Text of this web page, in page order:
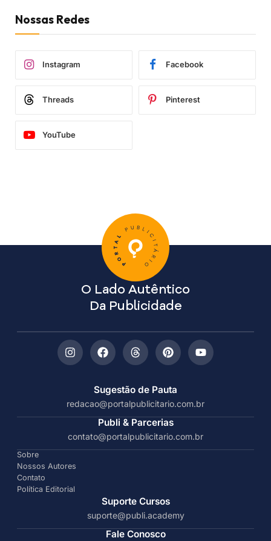
Nossas Redes
Instagram Facebook
Threads Pinterest
YouTube
Sugestão de Pauta
redacao@portalpublicitario.com.br
Publi & Parcerias
contato@portalpublicitario.com.br
Sobre
Nossos Autores
Contato
Política Editorial
O Lado Autêntico
Da Publicidade
Suporte Cursos
suporte@publi.academy
Fale Conosco